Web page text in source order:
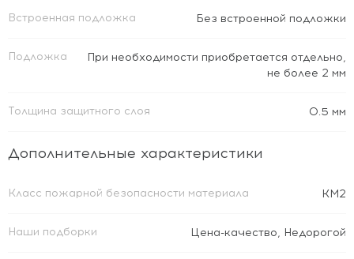
Встроенная подложка Без встроенной подложки
Подложка
При необходимости приобретается отдельно,
не более 2 мм
Толщина защитного слоя 0.5 мм
Дополнительные характеристики
Класс пожарной безопасности материала КМ2
Наши подборки Цена-качество, Недорогой